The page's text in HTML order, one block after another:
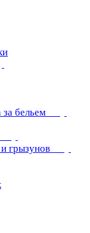
за бельем
грызунов